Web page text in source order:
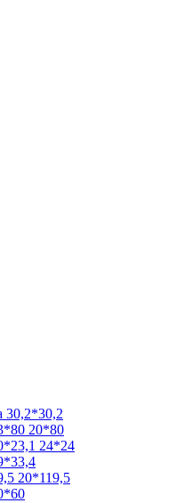
30,2*30,2
20*80
24*24
20*119,5